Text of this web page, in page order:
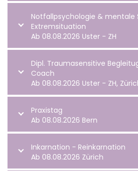
Notfallpsychologie & mentale
Extremsituation
Ab 08.08.2026 Uster - ZH
Dipl. Traumasensitive
Coach
Ab 08.08.2026 Uster - ZH,
Praxistag
Ab 08.08.2026 Bern
Inkarnation - Reinkarnation
Ab 08.08.2026 Zürich